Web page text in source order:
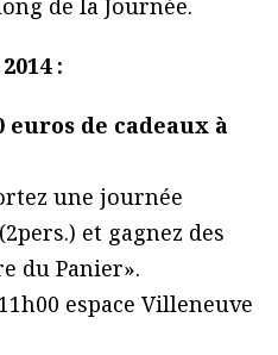
de la Journée.
:
euros de cadeaux à
une journée
et gagnez des
du Panier».
espace Villeneuve